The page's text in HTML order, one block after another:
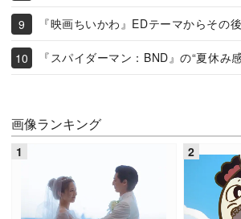
『映画ちいかわ』EDテーマからその
『スパイダーマン：BND』の“夏休み
画像ランキング